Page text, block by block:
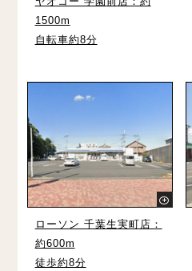
1500m
自転車約8分
ローソン 千葉生実町店：
約600m
徒歩約8分